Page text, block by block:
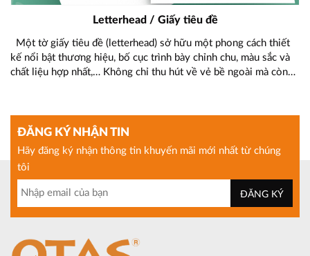
Letterhead / Giấy tiêu đề
Một tờ giấy tiêu đề (letterhead) sở hữu một phong cách thiết
kế nổi bật thương hiệu, bố cục trình bày chỉnh chu, màu sắc và
chất liệu hợp nhất,… Không chỉ thu hút về vẻ bề ngoài mà còn
ĐĂNG KÝ NHẬN TIN
Hãy đăng ký nhận thông tin khuyến mãi mới nhất từ chúng
tôi